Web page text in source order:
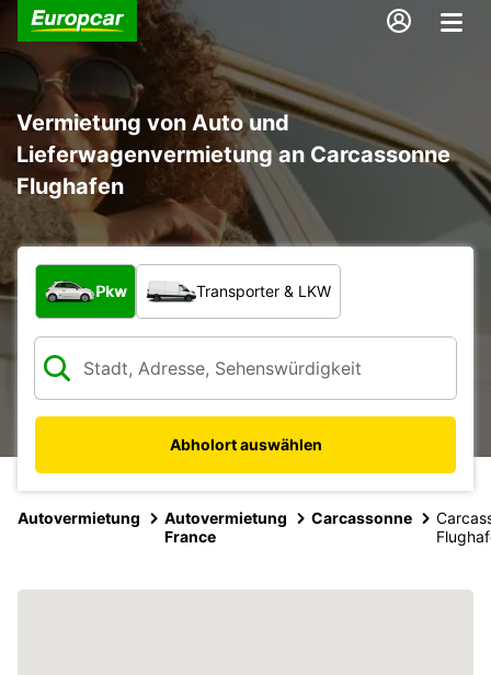
Vermietung von Auto und
Lieferwagenvermietung an Carcassonne
Flughafen
Welche Art von Fahrzeug?
Pkw Transporter & LKW
Abholort auswählen
Autovermietung
Autovermietung
France
Carcassonne